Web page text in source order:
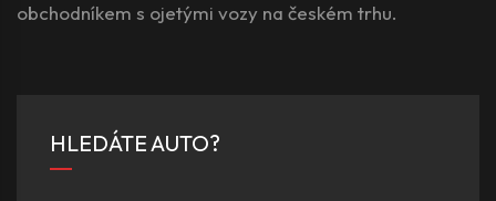
obchodníkem s ojetými vozy na českém trhu.
HLEDÁTE AUTO?